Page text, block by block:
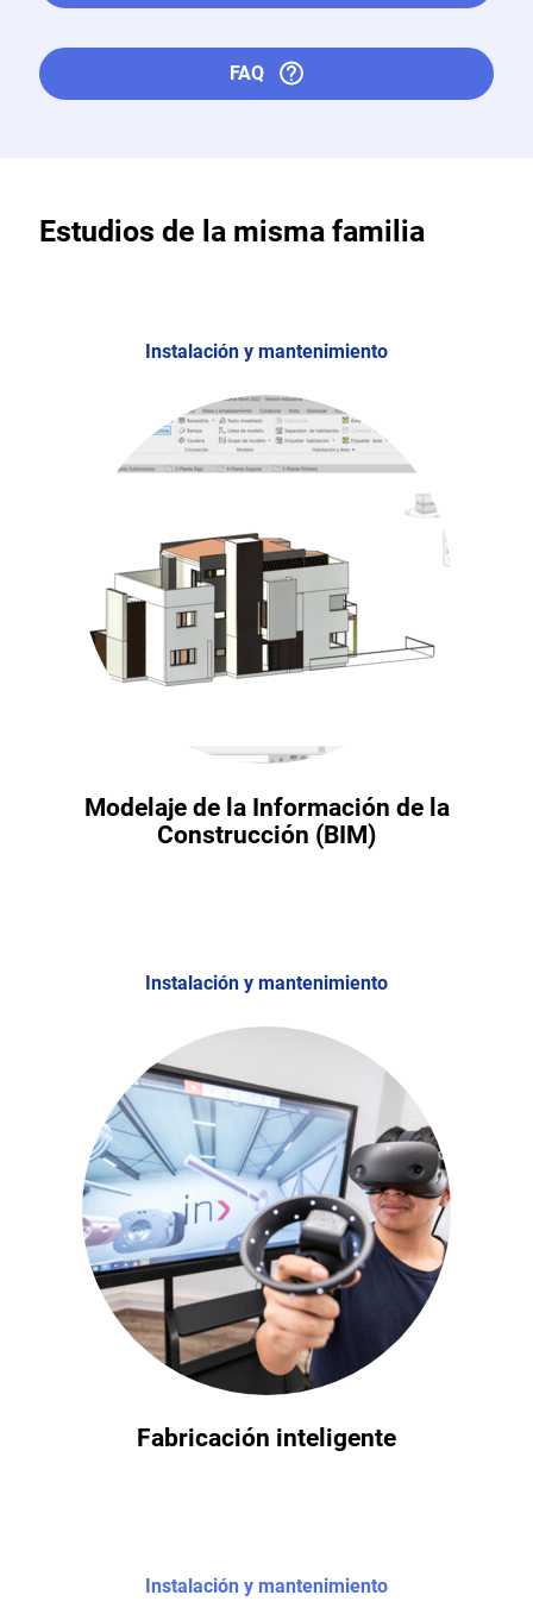
FAQ
Estudios de la misma familia
Modelaje de la Información de la
Construcción (BIM)
Instalación y mantenimiento
Fabricación inteligente
Instalación y mantenimiento
Instalación y mantenimiento